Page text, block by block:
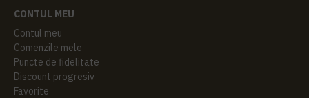
CONTUL MEU
Contul meu
Comenzile mele
Puncte de fidelitate
Discount progresiv
Favorite